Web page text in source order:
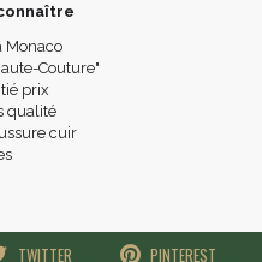
Monaco
Couture"
prix
qualité
cuir
TWITTER PINTEREST